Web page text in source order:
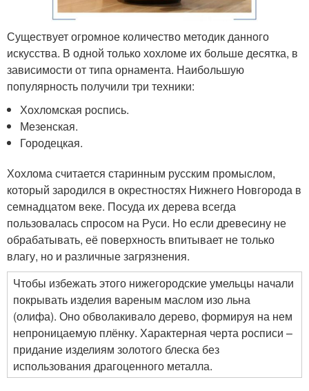
Существует огромное количество методик данного
искусства. В одной только хохломе их больше десятка, в
зависимости от типа орнамента. Наибольшую
популярность получили три техники:
Хохломская роспись.
Мезенская.
Городецкая.
Хохлома считается старинным русским промыслом,
который зародился в окрестностях Нижнего Новгорода в
семнадцатом веке. Посуда их дерева всегда
пользовалась спросом на Руси. Но если древесину не
обрабатывать, её поверхность впитывает не только
влагу, но и различные загрязнения.
Чтобы избежать этого нижегородские умельцы начали
покрывать изделия вареным маслом изо льна
(олифа). Оно обволакивало дерево, формируя на нем
непроницаемую плёнку. Характерная черта росписи –
придание изделиям золотого блеска без
использования драгоценного металла.